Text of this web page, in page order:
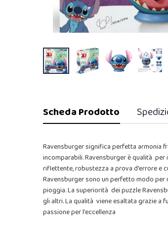
Scheda Prodotto
Ravensburger significa perfetta armonia
incomparabili. Ravensburger è qualità
riflettente, robustezza a prova d'errore e
Ravensburger sono un perfetto modo
pioggia. La superiorità dei puzzle
gli altri. La qualità viene esaltata grazie a
passione per l'eccellenza